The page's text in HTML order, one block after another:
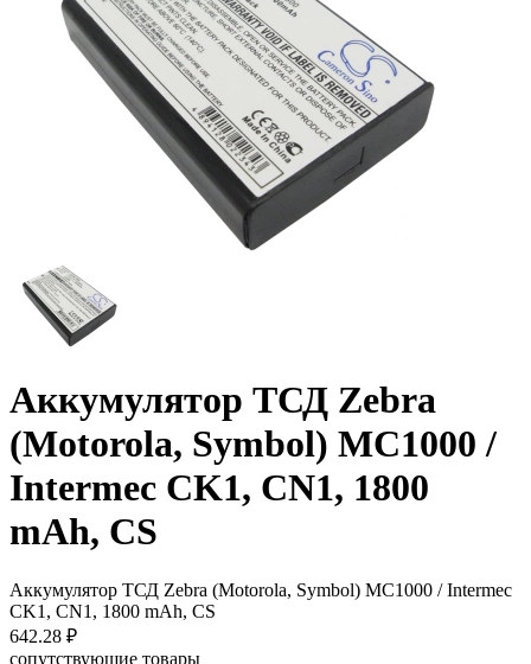
Аккумулятор ТСД Zebra
(Motorola, Symbol) MC1000 /
Intermec CK1, CN1, 1800
mAh, CS
Аккумулятор ТСД Zebra (Motorola, Symbol) MC1000 / Intermec
CK1, CN1, 1800 mAh, CS
642.28 ₽
сопутствующие товары